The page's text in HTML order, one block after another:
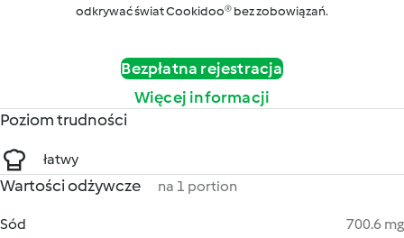
odkrywać świat Cookidoo® bez zobowiązań.
Bezpłatna rejestracja
Więcej informacji
Poziom trudności
łatwy
Wartości odżywcze na 1 portion
Sód
700.6 mg